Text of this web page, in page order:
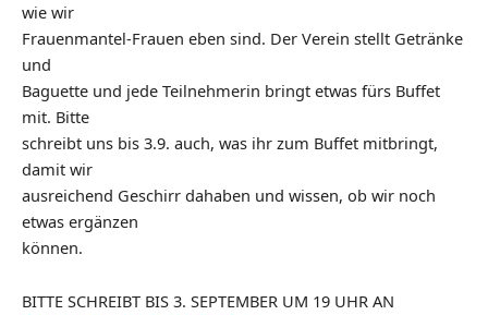
wie wir
Frauenmantel-Frauen eben sind. Der Verein stellt Getränke
und
Baguette und jede Teilnehmerin bringt etwas fürs Buffet
mit. Bitte
schreibt uns bis 3.9. auch, was ihr zum Buffet mitbringt,
damit wir
ausreichend Geschirr dahaben und wissen, ob wir noch
etwas ergänzen
können.
BITTE SCHREIBT BIS 3. SEPTEMBER UM 19 UHR AN